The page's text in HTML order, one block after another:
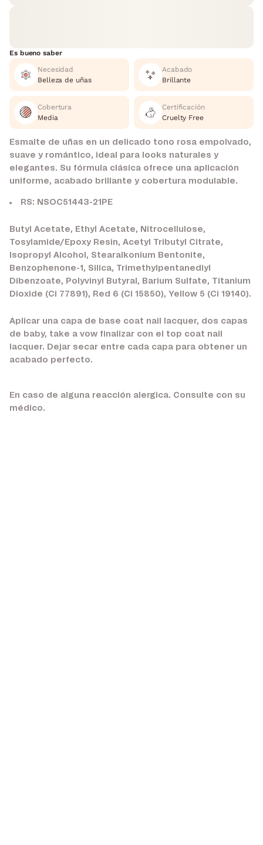
Es bueno saber
Necesidad
Belleza de uñas
Acabado
Brillante
Cobertura
Media
Certificación
Cruelty Free
Esmalte de uñas en un delicado tono rosa empolvado,
suave y romántico, ideal para looks naturales y
elegantes. Su fórmula clásica ofrece una aplicación
uniforme, acabado brillante y cobertura modulable.
RS: NSOC51443-21PE
Butyl Acetate, Ethyl Acetate, Nitrocellulose,
Tosylamide/Epoxy Resin, Acetyl Tributyl Citrate,
Isopropyl Alcohol, Stearalkonium Bentonite,
Benzophenone-1, Silica, Trimethylpentanediyl
Dibenzoate, Polyvinyl Butyral, Barium Sulfate, Titanium
Dioxide (Ci 77891), Red 6 (Ci 15850), Yellow 5 (Ci 19140).
Aplicar una capa de base coat nail lacquer, dos capas
de baby, take a vow finalizar con el top coat nail
lacquer. Dejar secar entre cada capa para obtener un
acabado perfecto.
En caso de alguna reacción alergica. Consulte con su
médico.